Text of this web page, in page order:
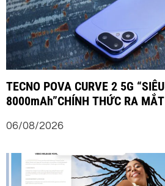
TECNO POVA CURVE 2 5G
8000mAh”CHÍNH THỨC RA
06/08/2026